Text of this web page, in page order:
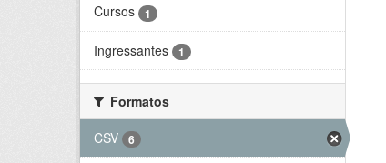
Cursos 1
Ingressantes 1
Formatos
CSV
6